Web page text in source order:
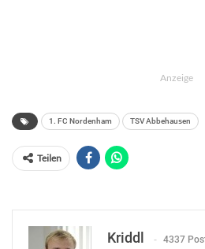
Anzeige
1. FC Nordenham TSV Abbehausen
Teilen
Kriddl 4337